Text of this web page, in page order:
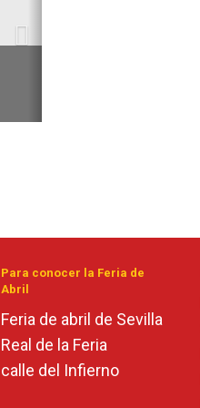
Para conocer la Feria de
Abril
Feria de abril de Sevilla
Real de la Feria
calle del Infierno